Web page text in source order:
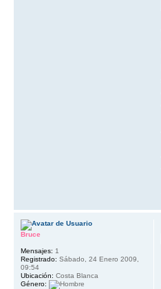
Bruce
Mensajes: 1
Registrado: Sábado, 24 Enero 2009,
09:54
Ubicación: Costa Blanca
Género: